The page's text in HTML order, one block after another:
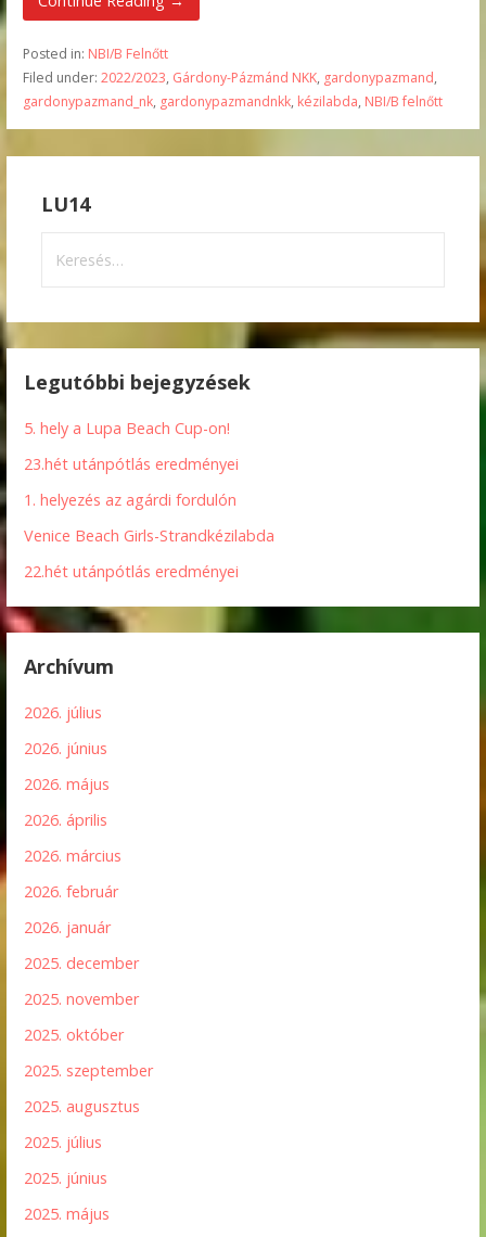
Posted in: NBI/B Felnőtt
Filed under: 2022/2023, Gárdony-Pázmánd NKK, gardonypazmand,
gardonypazmand_nk, gardonypazmandnkk, kézilabda, NBI/B felnőtt
LU14
Legutóbbi bejegyzések
5. hely a Lupa Beach Cup-on!
23.hét utánpótlás eredményei
1. helyezés az agárdi fordulón
Venice Beach Girls-Strandkézilabda
22.hét utánpótlás eredményei
Archívum
2026. július
2026. június
2026. május
2026. április
2026. március
2026. február
2026. január
2025. december
2025. november
2025. október
2025. szeptember
2025. augusztus
2025. július
2025. június
2025. május